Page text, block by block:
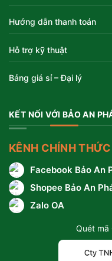
Hướng dẫn thanh toán
Hỗ trợ kỹ thuật
Bảng giá sỉ – Đại lý
KẾT NỐI VỚI BẢO AN
KÊNH CHÍNH THỨC
Facebook Bảo An
Shopee Bảo An
Zalo OA
Quét mã